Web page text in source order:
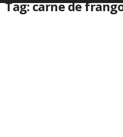
Tag: carne de